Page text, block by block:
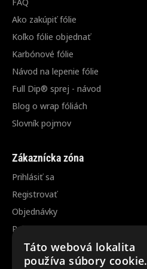
Ako zakúpiť fólie
Koľko fólie objednať
Karbónové fólie
Návod na lepenie fólie
Full Dip® sprej - návod
Blog o wrap fóliách
Slovník pojmov
Zákaznícka zóna
Prihlásiť sa
Registrovať
Objednávky
Reklamácia / vrátenie tovaru
Zrušenie objednávky
Táto webová lokalita
používa súbory cookie.